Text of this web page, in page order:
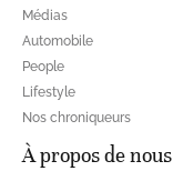
Médias
Automobile
People
Lifestyle
Nos chroniqueurs
À propos de nous